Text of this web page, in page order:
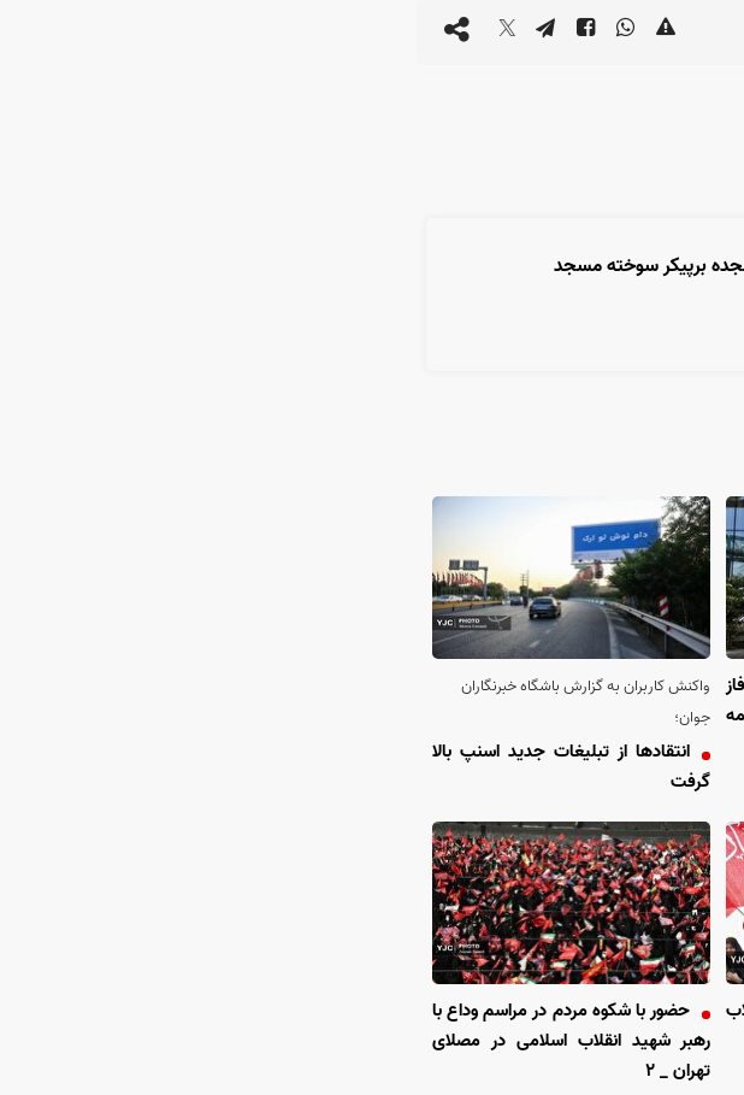
برپیکر سوخته مسجد
واکنش کاربران به گزارش باشگاه خبرنگاران
جوان؛
انتقاد‌ها از تبلیغات جدید اسنپ بالا
گرفت
حضور با شکوه مردم در مراسم وداع با
رهبر شهید انقلاب اسلامی در مصلای
تهران _ ۲